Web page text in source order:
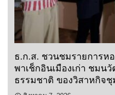
ธ.ก.ส. ชวนชมรายการห
พาเช็กอินเมืองเก่า ชมน
ธรรมชาติ ของวิสาหกิจ